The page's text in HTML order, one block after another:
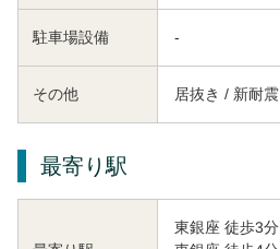
駐車場設備 -
その他 居抜き / 新耐震
最寄り駅
東銀座 徒歩3分